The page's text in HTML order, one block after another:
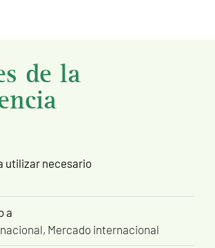
de la
utilizar necesario
a
Mercado internacional